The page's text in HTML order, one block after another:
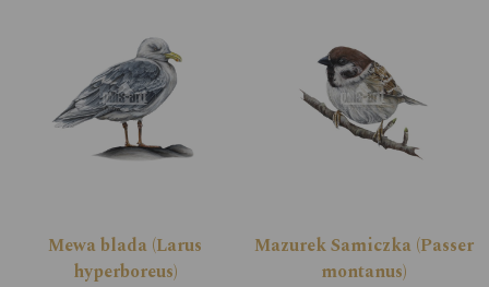
Mewa blada (Larus
hyperboreus)
Mazurek Samiczka (Passer
montanus)